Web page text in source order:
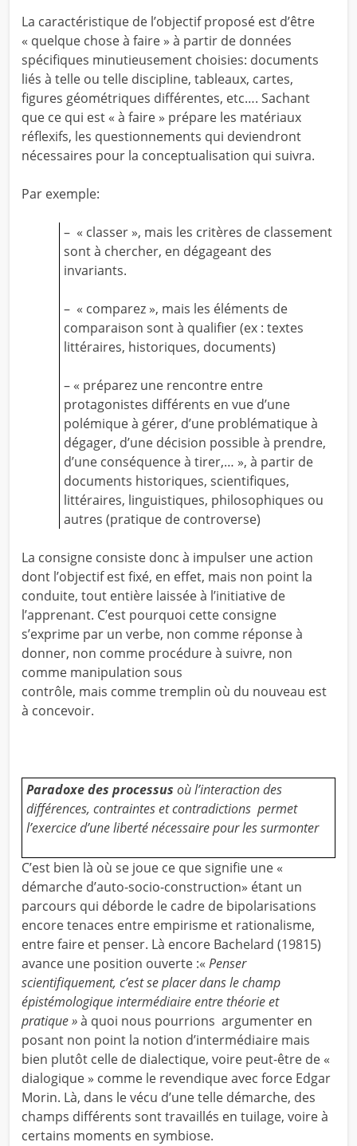
La caractéristique de l’objectif proposé est d’être
« quelque chose à faire » à partir de données
spécifiques minutieusement choisies: documents
liés à telle ou telle discipline, tableaux, cartes,
figures géométriques différentes, etc…. Sachant
que ce qui est « à faire » prépare les matériaux
réflexifs, les questionnements qui deviendront
nécessaires pour la conceptualisation qui suivra.
Par exemple:
– « classer », mais les critères de classement
sont à chercher, en dégageant des
invariants.
– « comparez », mais les éléments de
comparaison sont à qualifier (ex : textes
littéraires, historiques, documents)
– « préparez une rencontre entre
protagonistes différents en vue d’une
polémique à gérer, d’une problématique à
dégager, d’une décision possible à prendre,
d’une conséquence à tirer,… », à partir de
documents historiques, scientifiques,
littéraires, linguistiques, philosophiques ou
autres (pratique de controverse)
La consigne consiste donc à impulser une action
dont l’objectif est fixé, en effet, mais non point la
conduite, tout entière laissée à l’initiative de
l’apprenant. C’est pourquoi cette consigne
s’exprime par un verbe, non comme réponse à
donner, non comme procédure à suivre, non
comme manipulation sous
contrôle, mais comme tremplin où du nouveau est
à concevoir.
Paradoxe des processusoù l’interaction des
différences,contraintes et contradictions permet
l’exercice d’une liberté nécessaire pour les surmonter
C’est bien là où se joue ce que signifie une «
démarche d’auto-socio-construction» étant un
parcours qui déborde le cadre de bipolarisations
encore tenaces entre empirisme et rationalisme,
entre faire et penser. Là encore Bachelard (19815)
avance une position ouverte :« Penser
scientifiquement, c’est se placer dans le champ
épistémologique intermédiaire entre théorie et
pratique »à quoi nous pourrions argumenter en
posant non point la notion d’intermédiaire mais
bien plutôt celle de dialectique, voire peut-être de «
dialogique » comme le revendique avec force Edgar
Morin. Là, dans le vécu d’une telle démarche, des
champs différents sont travaillés en tuilage, voire à
certains moments en symbiose.